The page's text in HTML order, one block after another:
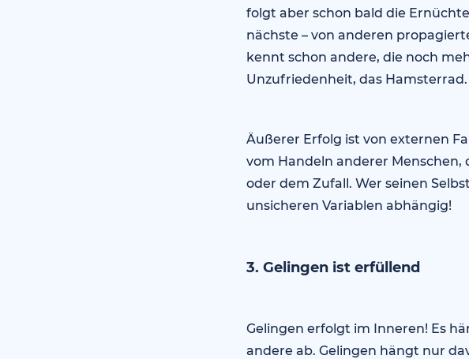
folgt aber schon bald die
nächste – von anderen
kennt schon andere, die noch
Unzufriedenheit, das Hamsterrad.
Äußerer Erfolg ist von externen
vom Handeln anderer
oder dem Zufall. Wer seinen
unsicheren Variablen abhängig!
3. Gelingen ist erfüllend
Gelingen erfolgt im Inneren! Es
andere ab. Gelingen hängt nur